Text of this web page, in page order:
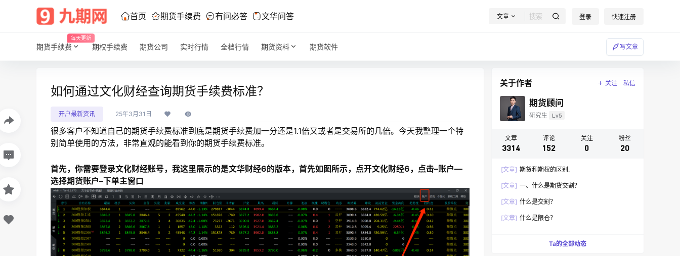
首页 期货手续费 有问必答 文华问答 文章 登录 快速注册
期货手续费
每天更新
期权手续费 期货公司 实时行情 全档行情 期货资料 期货软件 写文章
如何通过文化财经查询期货手续费标准？
开户最新资讯 25年3月31日
很多客户不知道自己的期货手续费标准到底是期货手续费加一分还是1.1倍又或者是交易所的几倍。今天我整理一个特
别简单使用的方法，非常直观的能看到你的期货手续费标准。
首先，你需要登录文化财经账号，我这里展示的是文华财经6的版本，首先如图所示，点开文化财经6，点击–账户—
选择期货账户–下单主窗口
关于作者 关注 私信
期货顾问
研究生 Lv5
文章
3314
评论
152
关注
0
粉丝
20
[文章] 期货和期权的区别.
[文章] 一、什么是期货交割？
[文章] 什么是交割？
[文章] 什么是限仓？
Ta的全部动态